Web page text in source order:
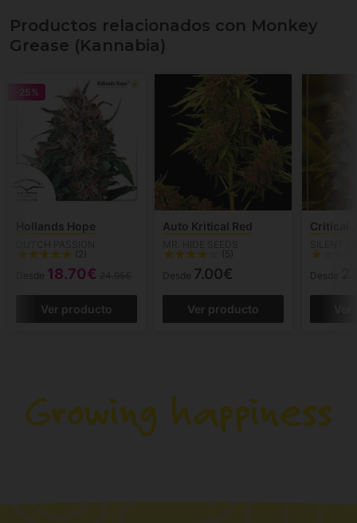
Productos relacionados con Monkey
Grease (Kannabia)
-25%
Hollands Hope
(2)
Desde 18.70€
Ver producto
Auto Kritical Red
(5)
Desde 7.00€
Ver producto
Critical
Desde